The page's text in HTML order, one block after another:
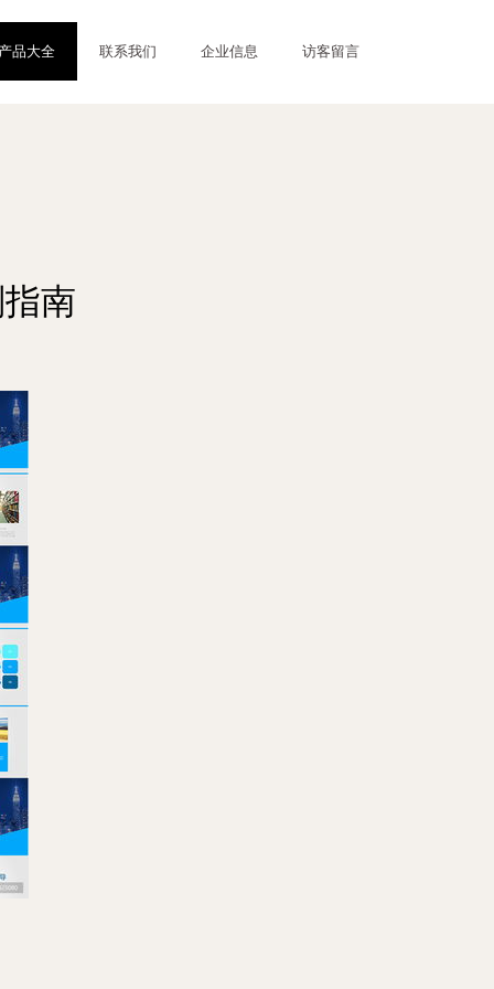
产品大全 联系我们 企业信息 访客留言
南